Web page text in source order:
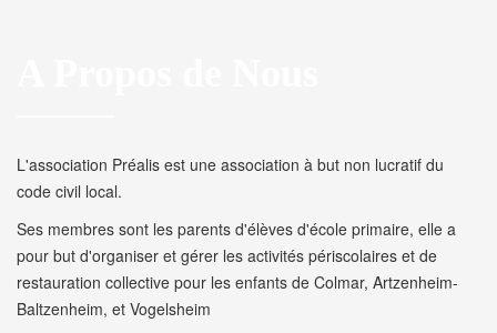
L'association Préalis est une association à but non lucratif du
code civil local.
Ses membres sont les parents d'élèves d'école primaire, elle a
pour but d'organiser et gérer les activités périscolaires et de
restauration collective pour les enfants de Colmar, Artzenheim-
Baltzenheim, et Vogelsheim